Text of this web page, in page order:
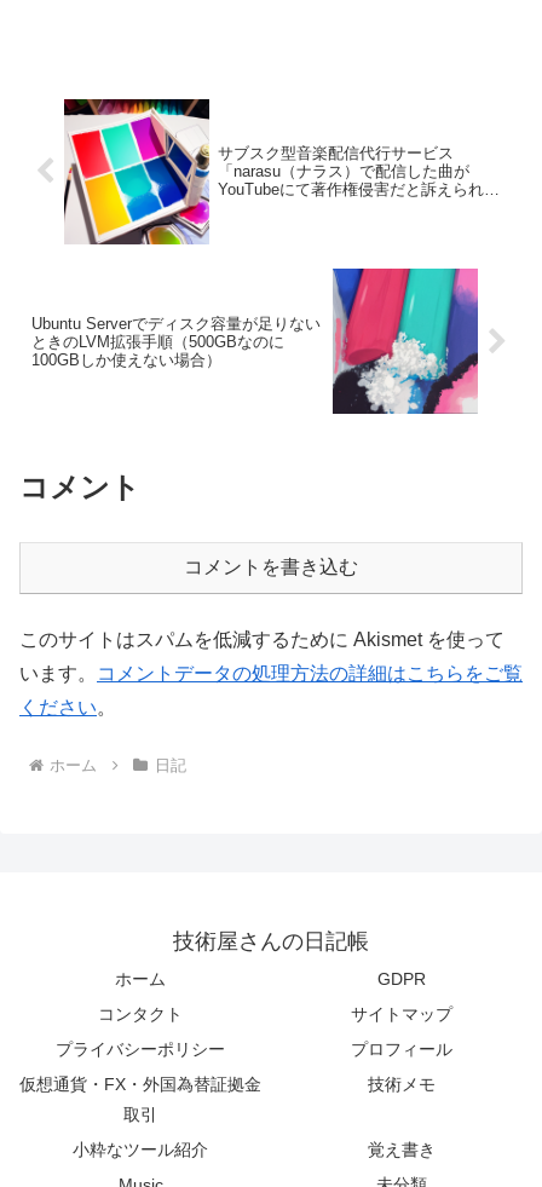
サブスク型音楽配信代行サービス
「narasu（ナラス）で配信した曲が
YouTubeにて著作権侵害だと訴えられた
Ubuntu Serverでディスク容量が足りない
ときのLVM拡張手順（500GBなのに
100GBしか使えない場合）
コメント
コメントを書き込む
このサイトはスパムを低減するために Akismet を使って
います。
コメントデータの処理方法の詳細はこちらをご覧
ください。
ホーム 日記
技術屋さんの日記帳
ホーム
GDPR
コンタクト
サイトマップ
プライバシーポリシー
プロフィール
仮想通貨・FX・外国為替証拠金
取引
技術メモ
小粋なツール紹介
覚え書き